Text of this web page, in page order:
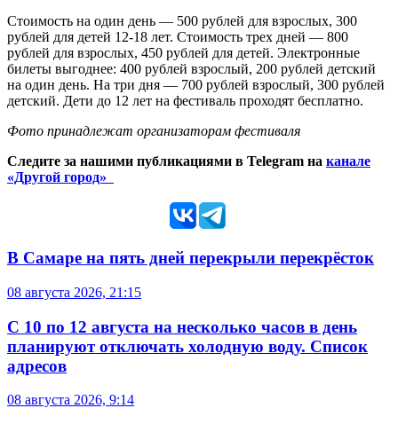
Стоимость на один день — 500 рублей для взрослых, 300
рублей для детей 12-18 лет. Стоимость трех дней — 800
рублей для взрослых, 450 рублей для детей. Электронные
билеты выгоднее: 400 рублей взрослый, 200 рублей детский
на один день. На три дня — 700 рублей взрослый, 300 рублей
детский. Дети до 12 лет на фестиваль проходят бесплатно.
Фото принадлежат организаторам фестиваля
Следите за нашими публикациями в Telegram на канале
«Другой город»
В Самаре на пять дней перекрыли перекрёсток
08 августа 2026, 21:15
С 10 по 12 августа на несколько часов в день
планируют отключать холодную воду. Список
адресов
08 августа 2026, 9:14